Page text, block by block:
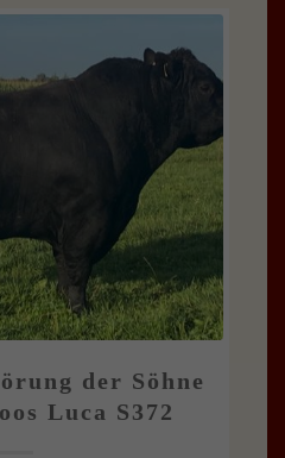
der Söhne
Luca S372